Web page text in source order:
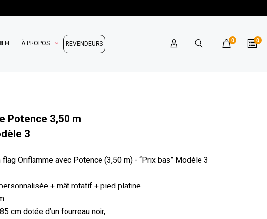
H À PROPOS REVENDEURS
0 0
Potence 3,50 m
3
Oriflamme avec Potence (3,50 m) - “Prix bas” Modèle 3
+ mât rotatif + pied platine
cm dotée d’un fourreau noir,